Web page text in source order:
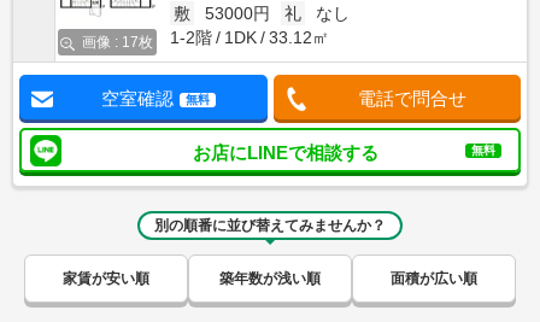
画像 : 17枚
敷
53000円 礼
なし
1-2階
1DK 33.12㎡
空室確認 無料 電話で問合せ
お店にLINEで相談する 無料
別の順番に並び替えてみませんか？
家賃が安い順 築年数が浅い順 面積が広い順